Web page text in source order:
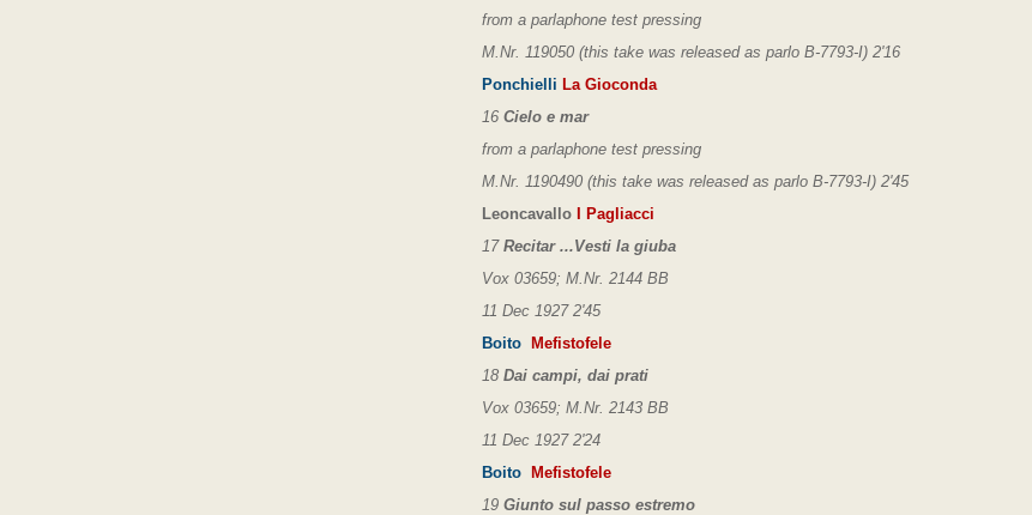
from a parlaphone test pressing
M.Nr. 119050 (this take was released as parlo B-7793-I) 2'16
Ponchielli La Gioconda
16 Cielo e mar
from a parlaphone test pressing
M.Nr. 1190490 (this take was released as parlo B-7793-I) 2'45
Leoncavallo
I Pagliacci
17 Recitar ...Vesti la giuba
Vox 03659; M.Nr. 2144 BB
11 Dec 1927 2'45
Boito
Mefistofele
18 Dai campi, dai prati
Vox 03659; M.Nr. 2143 BB
11 Dec 1927 2'24
Boito
Mefistofele
19 Giunto sul passo estremo